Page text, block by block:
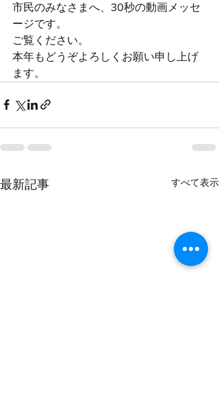
市民のみなさまへ、30秒の動画メッセ
ージです。
ご覧ください。
本年もどうぞよろしくお願い申し上げ
ます。
最新記事 すべて表示